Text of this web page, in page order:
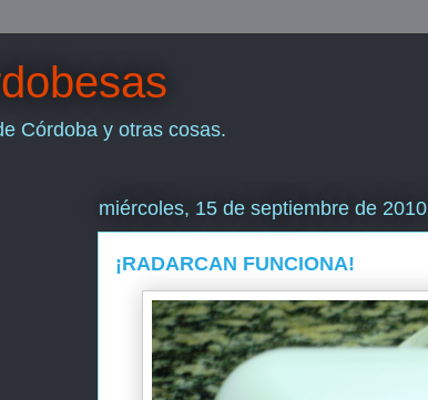
Córdoba y otras cosas.
miércoles, 15 de septiembre de 2010
¡RADARCAN FUNCIONA!